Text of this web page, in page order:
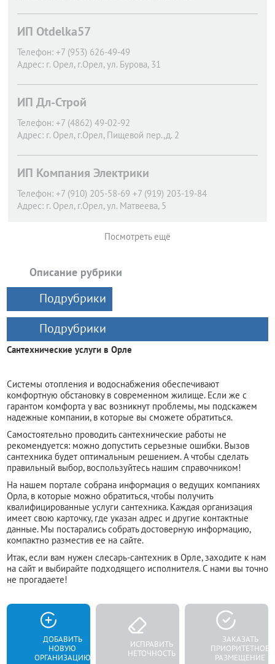
ИП Otdelka57
Телефон: +7 (953) 626-49-49
Адрес: г. Орел, г.Орел, ул. Бурова, 31
ИП Дл-Строй
Телефон: +7 (4862) 49-02-92
Адрес: г. Орел, г.Орел, Пищевой пер.,д. 2
ИП Компания Электрики
Телефон: +7 (910) 205-58-69 +7 (919) 203-19-84
Адрес: г. Орел, г.Орел, ул. Матвеева, 5
Посмотреть ещё
Описание рубрики
Подрубрики
Подрубрики
Сантехнические услуги в Орле
Системы отопления и водоснабжения обеспечивают
комфортную обстановку в современном жилище. Если же с
гарантом комфорта у вас возникнут проблемы, мы подскажем
надежные компании, в которые вы сможете обратиться.
Самостоятельно проводить сантехнические работы не
рекомендуется: можно допустить серьезные ошибки. Вызов
сантехника будет оптимальным решением. А чтобы сделать
правильный выбор, воспользуйтесь нашим справочником!
На нашем портале собрана информация о ведущих компаниях
Орла, в которые можно обратиться, чтобы получить
квалифицированные услуги сантехника. Каждая организация
имеет свою карточку, где указан адрес и другие контактные
данные. Мы постарались собрать достоверную информацию,
компактно разместив ее на сайте.
Итак, если вам нужен слесарь-сантехник в Орле, заходите к нам
на сайт и выбирайте подходящего исполнителя. С нами вы точно
не прогадаете!
ДОБАВИТЬ
НОВУЮ
ОРГАНИЗАЦИЮ
ИСПРАВИТЬ
НЕТОЧНОСТЬ
ЗАКАЗАТЬ
ПРИОРИТЕТНОЕ
РАЗМЕЩЕНИЕ